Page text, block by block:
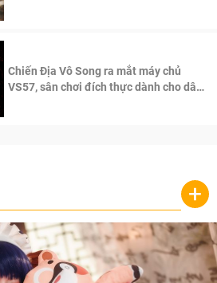
Chiến Địa Vô Song ra mắt máy chủ
VS57, sân chơi đích thực dành cho dân
+